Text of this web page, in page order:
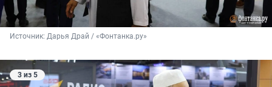
Источник: Дарья Драй / «Фонтанка.ру»
3 из 5